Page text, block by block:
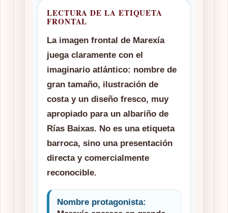
LECTURA DE LA ETIQUETA
FRONTAL
La imagen frontal de Marexía
juega claramente con el
imaginario atlántico: nombre de
gran tamaño, ilustración de
costa y un diseño fresco, muy
apropiado para un albariño de
Rías Baixas. No es una etiqueta
barroca, sino una presentación
directa y comercialmente
reconocible.
Nombre protagonista: